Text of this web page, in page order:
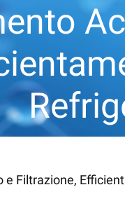
Filtrazione,